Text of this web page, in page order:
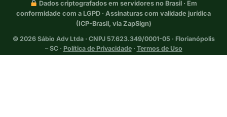
Dados criptografados em servidores no Brasil · Em
conformidade com a LGPD · Assinaturas com validade jurídica
(ICP-Brasil, via ZapSign)
© 2026Sábio Adv Ltda · CNPJ 57.623.349/0001-05 · Florianópolis
– SC · Política de Privacidade· Termos de Uso